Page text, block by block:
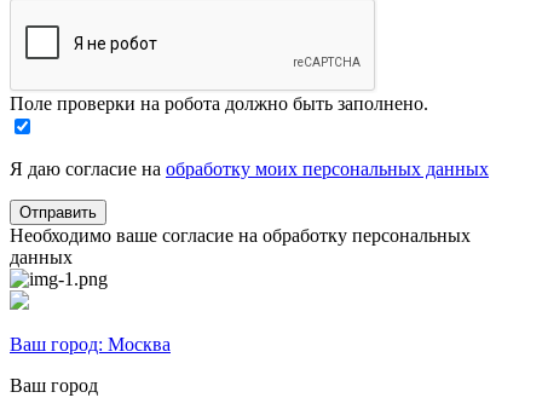
Поле проверки на робота должно быть заполнено.
Я даю согласие на обработку моих персональных данных
Необходимо ваше согласие на обработку персональных
данных
Ваш город: Москва
Ваш город